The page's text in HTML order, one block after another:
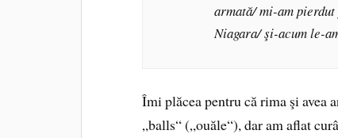
armată/ mi-am
Niagara/ şi-acum le-
Îmi plăcea pentru că rima şi avea
„balls“ („ouăle“), dar am aflat